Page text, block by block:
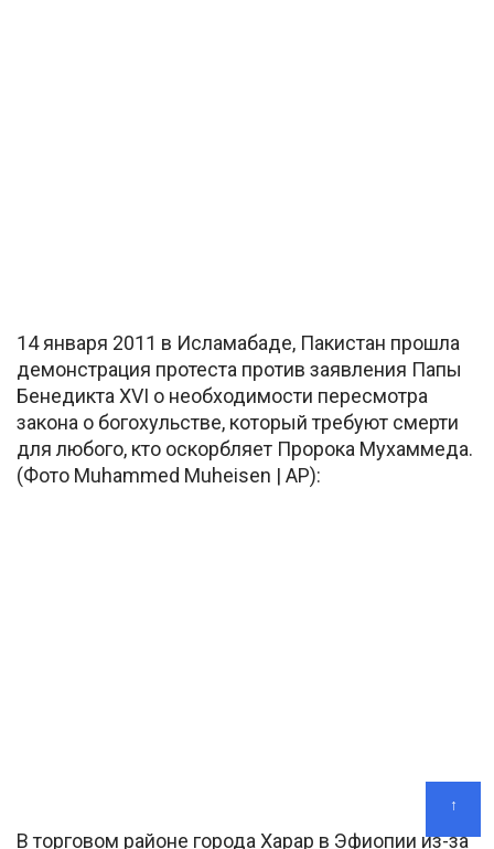
14 января 2011 в Исламабаде, Пакистан прошла
демонстрация протеста против заявления Папы
Бенедикта XVI о необходимости пересмотра
закона о богохульстве, который требуют смерти
для любого, кто оскорбляет Пророка Мухаммеда.
(Фото Muhammed Muheisen | AP):
В торговом районе города Харар в Эфиопии из-за
↑